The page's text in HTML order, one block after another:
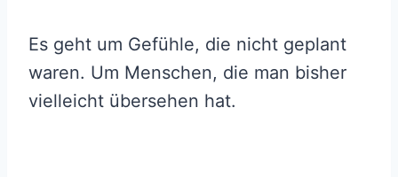
Es geht um Gefühle, die nicht geplant
waren. Um Menschen, die man bisher
vielleicht übersehen hat.